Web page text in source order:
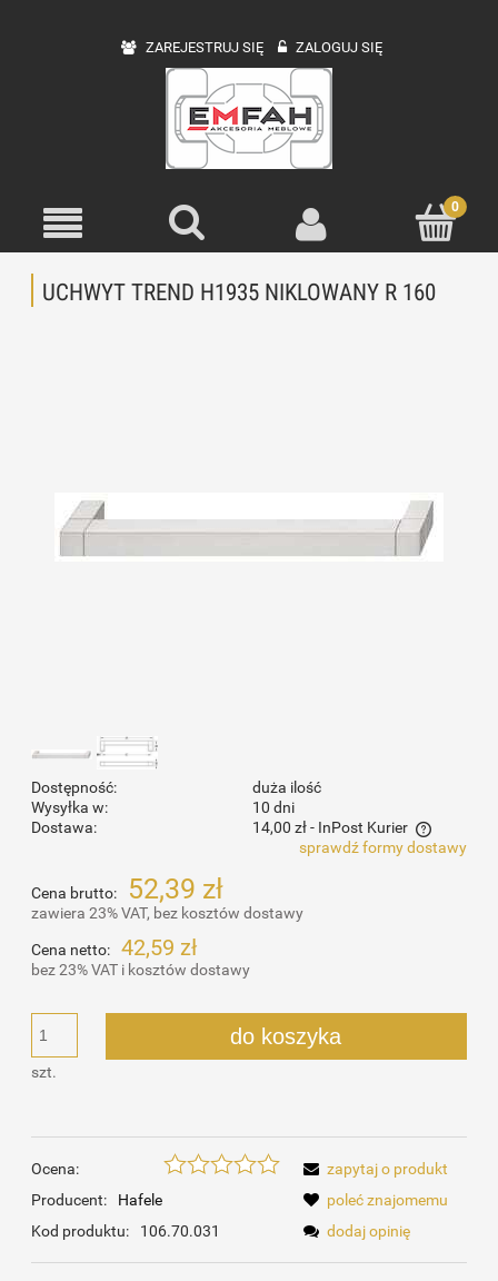
ZAREJESTRUJ SIĘ ZALOGUJ SIĘ
UCHWYT TREND H1935 NIKLOWANY R 160
Dostępność:
duża ilość
Wysyłka w:
10 dni
Dostawa:
14,00 zł- InPost Kurier
Cena nie zawiera ewentualnych kosztów płatnościsprawdź formy dostawy
Cena brutto: 52,39 zł
zawiera 23% VAT, bez kosztów dostawy
Cena netto: 42,59 zł
bez 23% VAT i kosztów dostawy
szt.
do koszyka
Ocena:
Producent:
Hafele
Kod produktu:
106.70.031
zapytaj o produkt
poleć znajomemu
dodaj opinię